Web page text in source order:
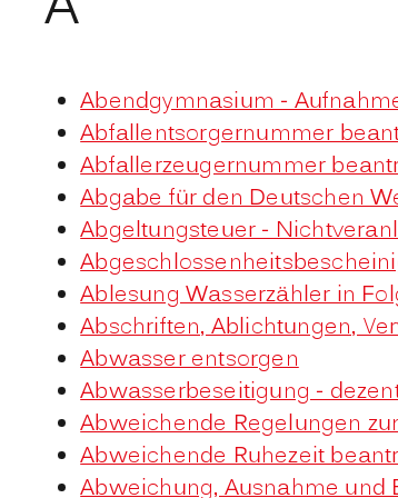
Abendgymnasium -
Abfallentsorgernummer
Abfallerzeugernummer
Abgabe für den Deutschen
Abgeltungsteuer -
Ablesung Wasserzähler in
Abschriften, Ablichtungen,
Abwasser entsorgen
Abwasserbeseitigung -
Abweichende Regelungen
Abweichende Ruhezeit
Abweichung, Ausnahme